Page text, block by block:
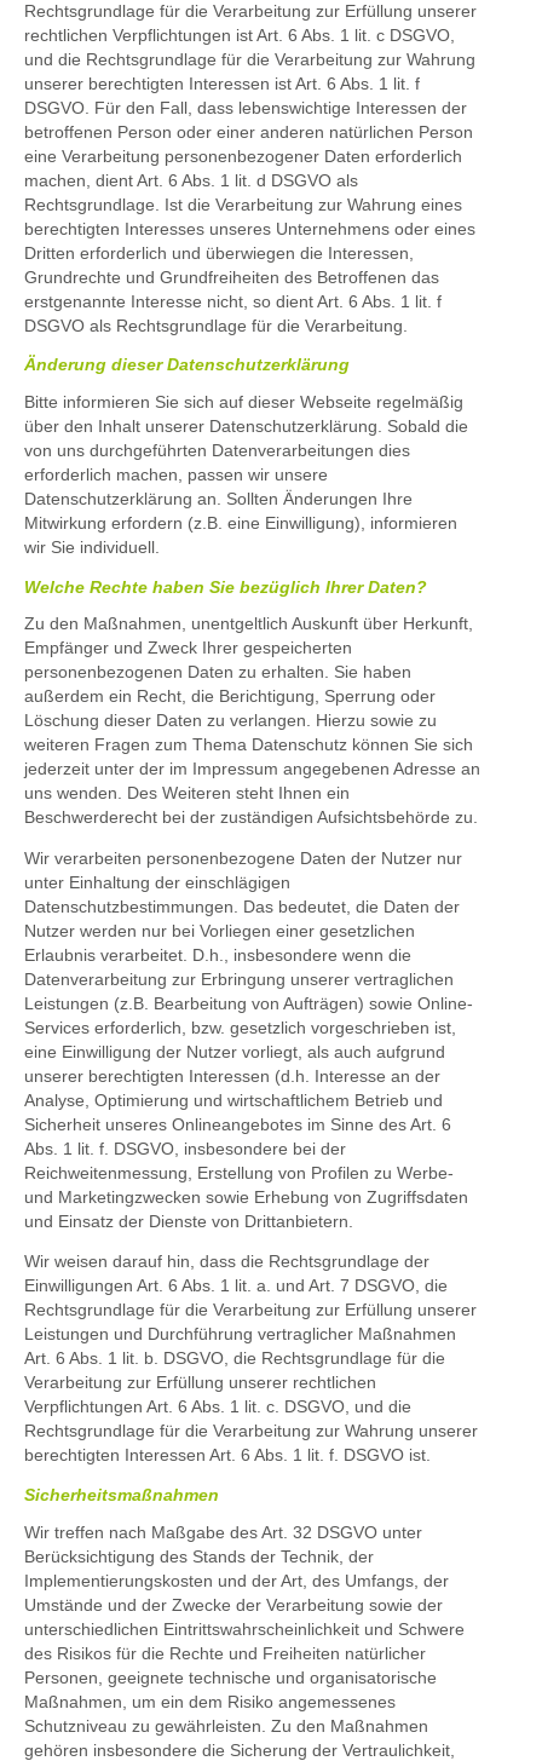
Rechtsgrundlage für die Verarbeitung zur Erfüllung unserer
rechtlichen Verpflichtungen ist Art. 6 Abs. 1 lit. c DSGVO,
und die Rechtsgrundlage für die Verarbeitung zur Wahrung
unserer berechtigten Interessen ist Art. 6 Abs. 1 lit. f
DSGVO. Für den Fall, dass lebenswichtige Interessen der
betroffenen Person oder einer anderen natürlichen Person
eine Verarbeitung personenbezogener Daten erforderlich
machen, dient Art. 6 Abs. 1 lit. d DSGVO als
Rechtsgrundlage. Ist die Verarbeitung zur Wahrung eines
berechtigten Interesses unseres Unternehmens oder eines
Dritten erforderlich und überwiegen die Interessen,
Grundrechte und Grundfreiheiten des Betroffenen das
erstgenannte Interesse nicht, so dient Art. 6 Abs. 1 lit. f
DSGVO als Rechtsgrundlage für die Verarbeitung.
Änderung dieser Datenschutzerklärung
Bitte informieren Sie sich auf dieser Webseite regelmäßig
über den Inhalt unserer Datenschutzerklärung. Sobald die
von uns durchgeführten Datenverarbeitungen dies
erforderlich machen, passen wir unsere
Datenschutzerklärung an. Sollten Änderungen Ihre
Mitwirkung erfordern (z.B. eine Einwilligung), informieren
wir Sie individuell.
Welche Rechte haben Sie bezüglich Ihrer Daten?
Zu den Maßnahmen, unentgeltlich Auskunft über Herkunft,
Empfänger und Zweck Ihrer gespeicherten
personenbezogenen Daten zu erhalten. Sie haben
außerdem ein Recht, die Berichtigung, Sperrung oder
Löschung dieser Daten zu verlangen. Hierzu sowie zu
weiteren Fragen zum Thema Datenschutz können Sie sich
jederzeit unter der im Impressum angegebenen Adresse an
uns wenden. Des Weiteren steht Ihnen ein
Beschwerderecht bei der zuständigen Aufsichtsbehörde zu.
Wir verarbeiten personenbezogene Daten der Nutzer nur
unter Einhaltung der einschlägigen
Datenschutzbestimmungen. Das bedeutet, die Daten der
Nutzer werden nur bei Vorliegen einer gesetzlichen
Erlaubnis verarbeitet. D.h., insbesondere wenn die
Datenverarbeitung zur Erbringung unserer vertraglichen
Leistungen (z.B. Bearbeitung von Aufträgen) sowie Online-
Services erforderlich, bzw. gesetzlich vorgeschrieben ist,
eine Einwilligung der Nutzer vorliegt, als auch aufgrund
unserer berechtigten Interessen (d.h. Interesse an der
Analyse, Optimierung und wirtschaftlichem Betrieb und
Sicherheit unseres Onlineangebotes im Sinne des Art. 6
Abs. 1 lit. f. DSGVO, insbesondere bei der
Reichweitenmessung, Erstellung von Profilen zu Werbe-
und Marketingzwecken sowie Erhebung von Zugriffsdaten
und Einsatz der Dienste von Drittanbietern.
Wir weisen darauf hin, dass die Rechtsgrundlage der
Einwilligungen Art. 6 Abs. 1 lit. a. und Art. 7 DSGVO, die
Rechtsgrundlage für die Verarbeitung zur Erfüllung unserer
Leistungen und Durchführung vertraglicher Maßnahmen
Art. 6 Abs. 1 lit. b. DSGVO, die Rechtsgrundlage für die
Verarbeitung zur Erfüllung unserer rechtlichen
Verpflichtungen Art. 6 Abs. 1 lit. c. DSGVO, und die
Rechtsgrundlage für die Verarbeitung zur Wahrung unserer
berechtigten Interessen Art. 6 Abs. 1 lit. f. DSGVO ist.
Sicherheitsmaßnahmen
Wir treffen nach Maßgabe des Art. 32 DSGVO unter
Berücksichtigung des Stands der Technik, der
Implementierungskosten und der Art, des Umfangs, der
Umstände und der Zwecke der Verarbeitung sowie der
unterschiedlichen Eintrittswahrscheinlichkeit und Schwere
des Risikos für die Rechte und Freiheiten natürlicher
Personen, geeignete technische und organisatorische
Maßnahmen, um ein dem Risiko angemessenes
Schutzniveau zu gewährleisten. Zu den Maßnahmen
gehören insbesondere die Sicherung der Vertraulichkeit,